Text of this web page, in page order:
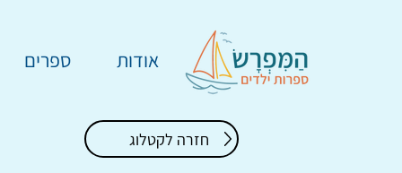
אודות ספרים
חזרה לקטלוג